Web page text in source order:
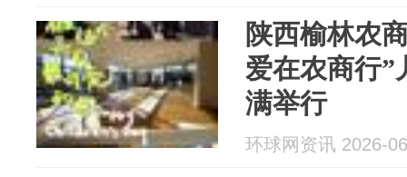
陕西榆林农
爱在农商行”
满举行
环球网资讯 2026-